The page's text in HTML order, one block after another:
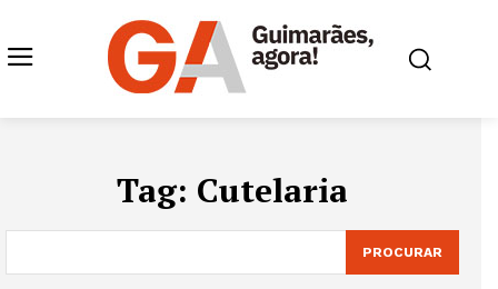
Tag: Cutelaria
PROCURAR